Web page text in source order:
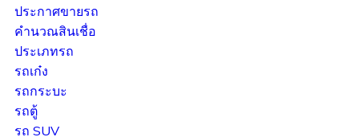
ประกาศขายรถ
คำนวณสินเชื่อ
ประเภทรถ
รถเก๋ง
รถกระบะ
รถตู้
รถ SUV